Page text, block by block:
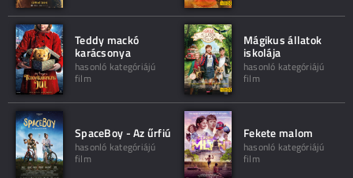
Teddy mackó
karácsonya
hasonló kategóriájú
film
Mágikus állatok
iskolája
hasonló kategóriájú
film
SpaceBoy - Az űrfiú
hasonló kategóriájú
film
Fekete malom
hasonló kategóriájú
film